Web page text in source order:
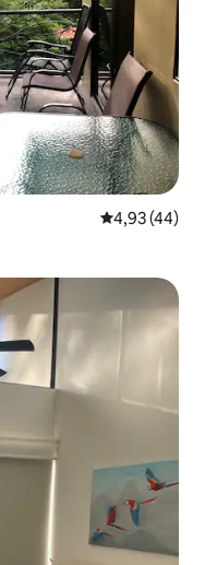
Средна
4,93 (44)